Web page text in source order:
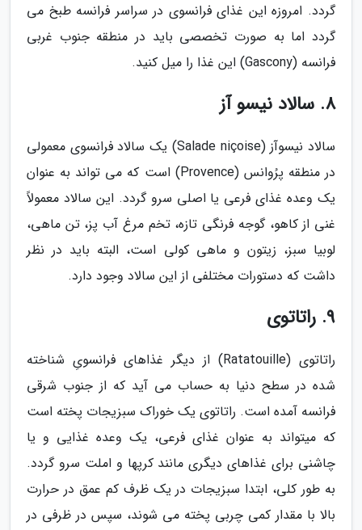
گردد. امروزه این غذای فرانسوی در سراسر فرانسه طبخ می
گردد اما به صورت تخصصی باید در منطقه جنوب غربی
فرانسه (Gascony) این غذا را میل کنید.
8. سالاد نیسو آز
سالاد نیسوآز (Salade niçoise) یک سالاد فرانسوی معمولی
در منطقه پرُوانس (Provence) است که می­ تواند به عنوان
یک وعده غذای فرعی یا اصلی سرو گردد. این سالاد معمولاً
غنی از کاهو، گوجه فرنگی تازه، تخم مرغ آب پز، تن ماهی،
لوبیا سبز، زیتون و ماهی کولی است، البته باید در نظر
داشت که دستورات مختلفی از این سالاد وجود دارد.
9. راتاتوی
راتاتوی (Ratatouille) از دیگر غذاهای فرانسویِ شناخته
شده در سطح دنیا به حساب می آید که از جنوب شرقی
فرانسه آمده است. راتاتوی یک خوراک سبزیجات پخته است
که می­تواند به عنوان غذای فرعی، یک وعده غذایی و یا
چاشنی برای غذاهای دیگری مانند کرپ­ها و املت سرو گردد.
به طور کلی، ابتدا سبزیجات در یک ظرف کم عمق در حرارت
بالا با مقدار کمی چربی پخته می شوند، سپس در ظرفی در